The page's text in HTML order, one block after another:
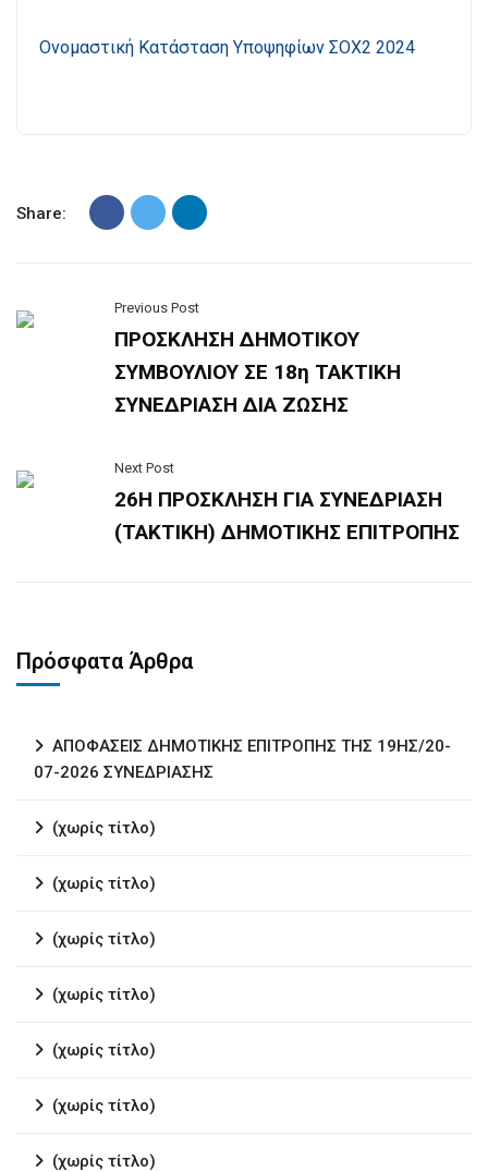
Ονομαστική Κατάσταση Υποψηφίων ΣΟΧ2 2024
Share:
Previous Post
ΠΡΟΣΚΛΗΣΗ ΔΗΜΟΤΙΚΟΥ
ΣΥΜΒΟΥΛΙΟΥ ΣΕ 18η ΤΑΚΤΙΚΗ
ΣΥΝΕΔΡΙΑΣΗ ΔΙΑ ΖΩΣΗΣ
Next Post
26Η ΠΡΟΣΚΛΗΣΗ ΓΙΑ ΣΥΝΕΔΡΙΑΣΗ
(ΤΑΚΤΙΚΗ) ΔΗΜΟΤΙΚΗΣ ΕΠΙΤΡΟΠΗΣ
Πρόσφατα Άρθρα
ΑΠΟΦΑΣΕΙΣ ΔΗΜΟΤΙΚΗΣ ΕΠΙΤΡΟΠΗΣ ΤΗΣ 19ΗΣ/20-
07-2026 ΣΥΝΕΔΡΙΑΣΗΣ
(χωρίς τίτλο)
(χωρίς τίτλο)
(χωρίς τίτλο)
(χωρίς τίτλο)
(χωρίς τίτλο)
(χωρίς τίτλο)
(χωρίς τίτλο)